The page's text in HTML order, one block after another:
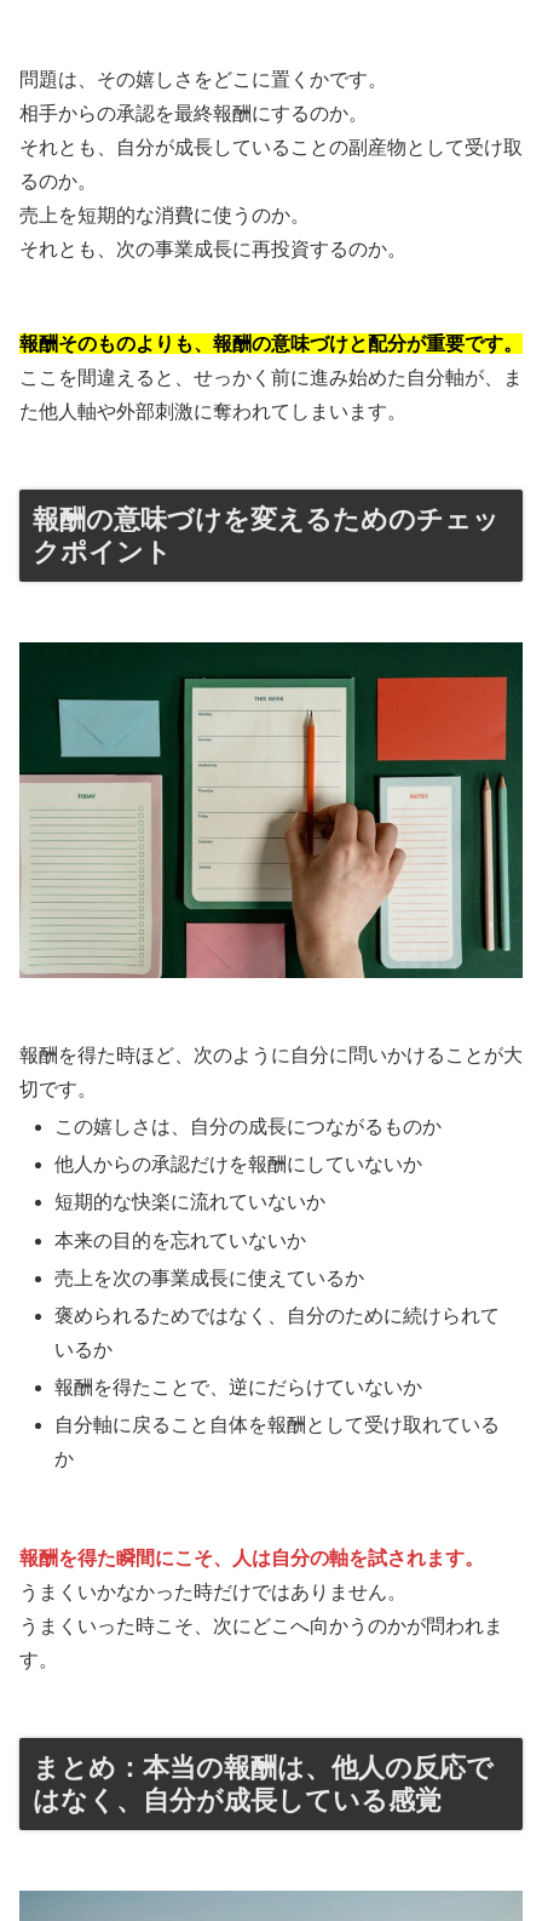
問題は、その嬉しさをどこに置くかです。
相手からの承認を最終報酬にするのか。
それとも、自分が成長していることの副産物として受け取
るのか。
売上を短期的な消費に使うのか。
それとも、次の事業成長に再投資するのか。
報酬そのものよりも、報酬の意味づけと配分が重要です。
ここを間違えると、せっかく前に進み始めた自分軸が、ま
た他人軸や外部刺激に奪われてしまいます。
報酬の意味づけを変えるためのチェッ
クポイント
報酬を得た時ほど、次のように自分に問いかけることが大
切です。
この嬉しさは、自分の成長につながるものか
他人からの承認だけを報酬にしていないか
短期的な快楽に流れていないか
本来の目的を忘れていないか
売上を次の事業成長に使えているか
褒められるためではなく、自分のために続けられて
いるか
報酬を得たことで、逆にだらけていないか
自分軸に戻ること自体を報酬として受け取れている
か
報酬を得た瞬間にこそ、人は自分の軸を試されます。
うまくいかなかった時だけではありません。
うまくいった時こそ、次にどこへ向かうのかが問われま
す。
まとめ：本当の報酬は、他人の反応で
はなく、自分が成長している感覚